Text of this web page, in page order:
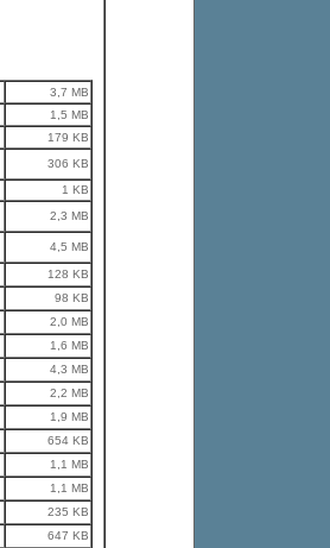
3,7 MB
1,5 MB
179 KB
306 KB
1 KB
2,3 MB
4,5 MB
128 KB
98 KB
2,0 MB
1,6 MB
4,3 MB
2,2 MB
1,9 MB
654 KB
1,1 MB
1,1 MB
235 KB
647 KB